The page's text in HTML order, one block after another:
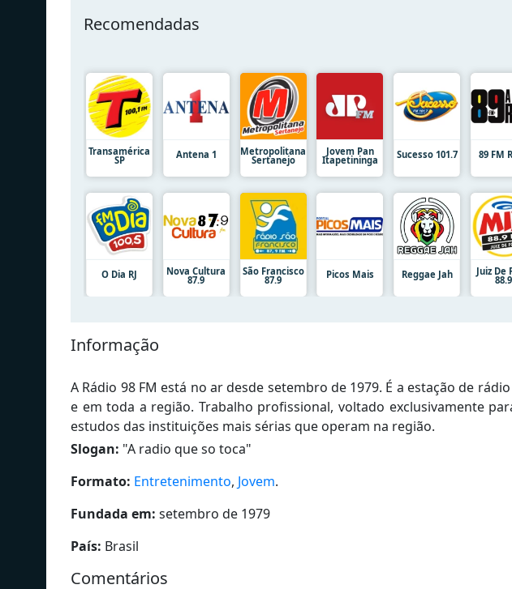
Recomendadas
Transamérica
SP Antena 1 Metropolitana
Sertanejo
Jovem Pan
Itapetininga Sucesso 101.7 89 FM
O Dia RJ Nova Cultura
87.9
São Francisco
87.9 Picos Mais Reggae Jah Juiz De
88.9
Informação
A Rádio 98 FM está no ar desde setembro de 1979. É a estação de
e em toda a região. Trabalho profissional, voltado exclusivamente
estudos das instituições mais sérias que operam na região.
Slogan: "A radio que so toca"
Formato: Entretenimento, Jovem.
Fundada em: setembro de 1979
País: Brasil
Comentários